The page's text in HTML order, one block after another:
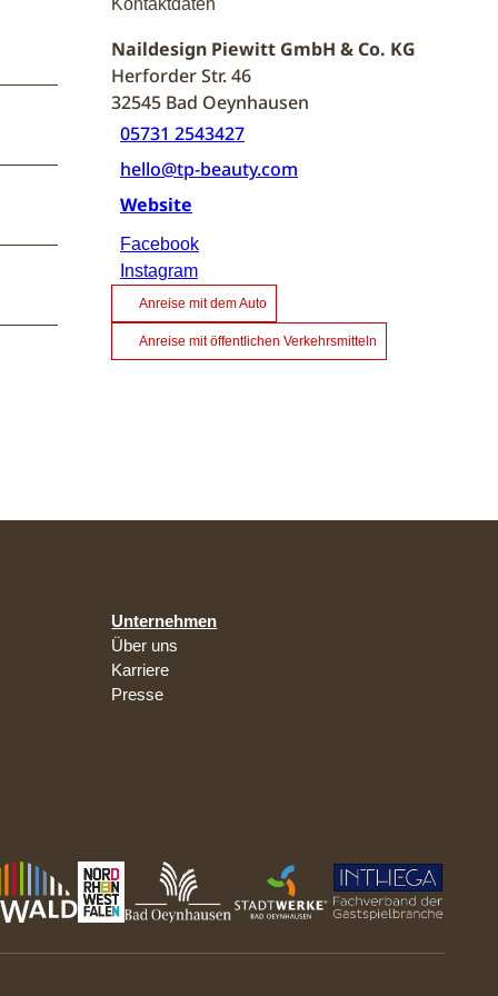
Naildesign Piewitt GmbH & Co. KG
Herforder Str. 46
32545 Bad Oeynhausen
05731 2543427
hello@tp-beauty.com
Website
Facebook
Instagram
Anreise mit dem Auto
Anreise mit öffentlichen Verkehrsmitteln
Unternehmen
Über uns
Karriere
Presse